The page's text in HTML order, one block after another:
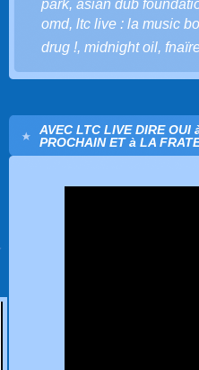
park, asian dub
omd, ltc live : la music
drug !, midnight oil,
AVEC LTC LIVE DIRE
PROCHAIN ET à LA